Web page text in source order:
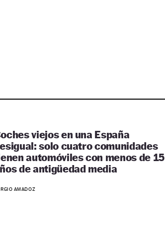
viejos en una España
solo cuatro comunidades
automóviles con menos de 15
de antigüedad media
AMADOZ